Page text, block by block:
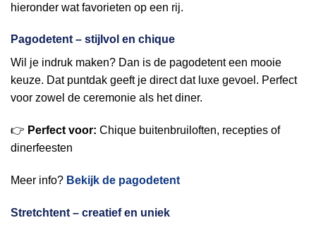
hieronder wat favorieten op een rij.
Pagodetent – stijlvol en chique
Wil je indruk maken? Dan is de pagodetent een mooie
keuze. Dat puntdak geeft je direct dat luxe gevoel. Perfect
voor zowel de ceremonie als het diner.
👉 Perfect voor: Chique buitenbruiloften, recepties of
dinerfeesten
Meer info? Bekijk de pagodetent
Stretchtent – creatief en uniek